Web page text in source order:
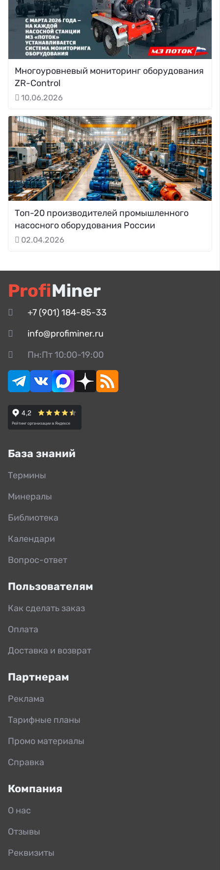
Многоуровневый мониторинг оборудования
ZR-Control
10.06.2026
Топ-20 производителей промышленного
насосного оборудования России
02.04.2026
ProfiMiner
+7 (901) 184-85-33
info@profiminer.ru
Пн:Пт 10:00-19:00
База знаний
Термины
Минералы
Библиотека
Календари
Вопрос-ответ
Пользователям
Как сделать заказ
Оплата
Доставка и возврат
Партнерам
Реклама
Тарифные планы
Промо материалы
Справка
Компания
О нас
Отзывы
Реквизиты